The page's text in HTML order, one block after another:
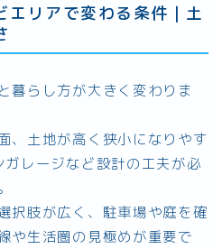
エリアで変わる条件｜土
暮らし方が大きく変わりま
、土地が高く狭小になりやす
レージなど設計の工夫が必
択肢が広く、駐車場や庭を確
や生活圏の見極めが重要で